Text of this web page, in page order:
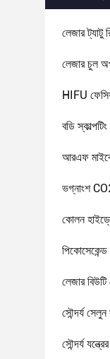
লেজার ট্যাটু
লেজার চুল
HIFU
বডি
আরএফ
ভগ্নাংশ
কোলন
লেজার বিউটি
সৌন্দর্য সেলুন
সৌন্দর্য